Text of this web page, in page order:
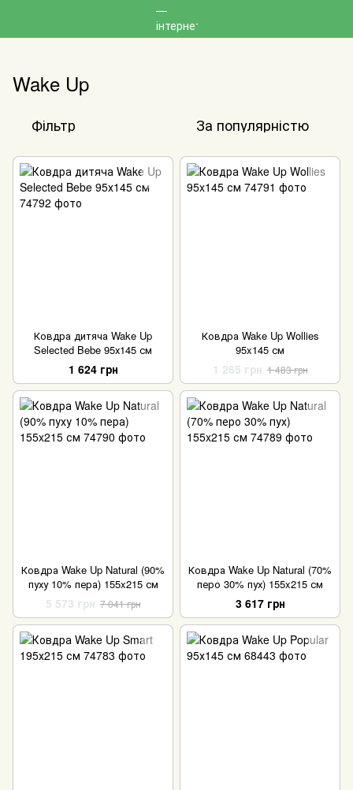
Wake Up
Фільтр За популярністю
Ковдра дитяча Wake Up
Selected Bebe 95х145 см
1 624 грн
Ковдра Wake Up Wollies
95x145 см
1 265 грн 1 483 грн
Ковдра Wake Up Natural (90%
пуху 10% пера) 155x215 см
5 573 грн 7 041 грн
Ковдра Wake Up Natural (70%
перо 30% пух) 155x215 см
3 617 грн